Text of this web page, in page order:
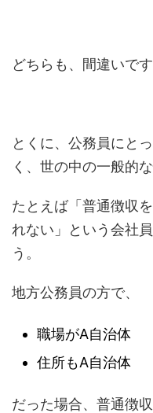
どちらも、間違いです
とくに、公務員にと
く、世の中の一般的
たとえば「普通徴収
れない」という会社
う。
地方公務員の方で、
職場がA自治体
住所もA自治体
だった場合、普通徴